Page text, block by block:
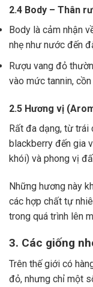
2.4 Body – Thân
Body là cảm nhận
nhẹ như nước đến
Rượu vang đỏ
vào mức tannin,
2.5 Hương vị
Rất đa dạng, từ trái
blackberry đến gia
khói) và phong vị
Những hương này
các hợp chất tự
trong quá trình lên
3. Các giống
Trên thế giới có
đỏ, nhưng chỉ một